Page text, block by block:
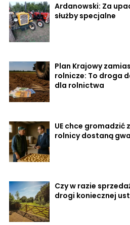
Ardanowski: Za
służby specjalne
Plan Krajowy
rolnicze: To droga
dla rolnictwa
UE chce gromadzić
rolnicy dostaną
Czy w razie
drogi koniecznej